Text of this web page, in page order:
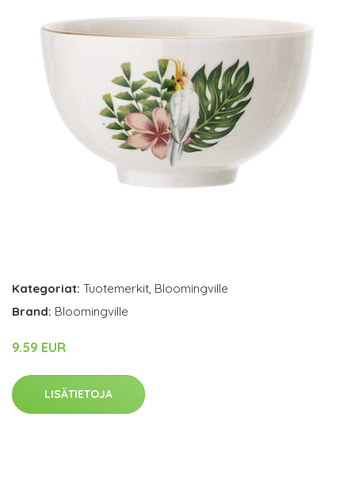
Kategoriat: Tuotemerkit, Bloomingville
Brand: Bloomingville
9.59 EUR
LISÄTIETOJA